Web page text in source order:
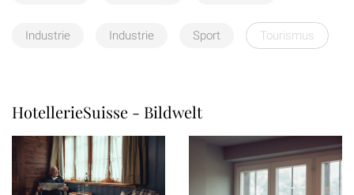
Industrie Industrie Sport Tourismus
HotellerieSuisse - Bildwelt